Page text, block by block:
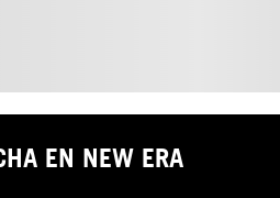
EN NEW ERA